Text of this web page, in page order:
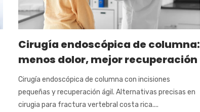
Cirugía endoscópica de columna:
menos dolor, mejor recuperación
Cirugía endoscópica de columna con incisiones
pequeñas y recuperación ágil. Alternativas precisas en
cirugia para fractura vertebral costa rica....